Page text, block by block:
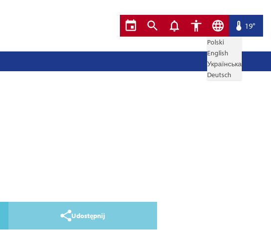
Polski
English
Українська
Deutsch
19°
Udostępnij